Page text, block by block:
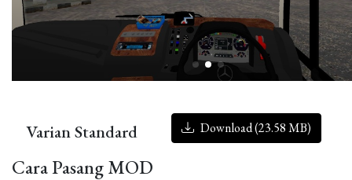
Varian Standard Download (23.58 MB)
Cara Pasang MOD